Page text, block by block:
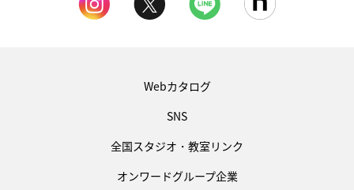
Webカタログ
SNS
全国スタジオ・教室リンク
オンワードグループ企業